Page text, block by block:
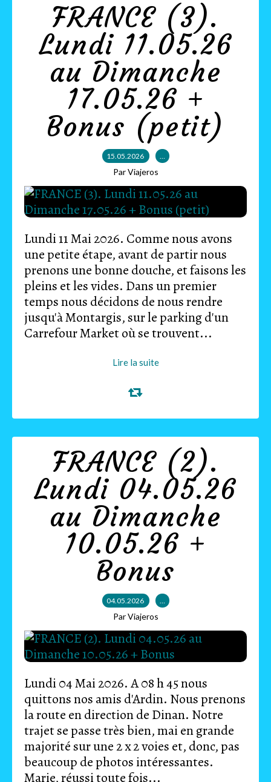
FRANCE (3).
Lundi 11.05.26
au Dimanche
17.05.26 +
Bonus (petit)
15.05.2026 …
Par Viajeros
Lundi 11 Mai 2026. Comme nous avons
une petite étape, avant de partir nous
prenons une bonne douche, et faisons les
pleins et les vides. Dans un premier
temps nous décidons de nous rendre
jusqu'à Montargis, sur le parking d'un
Carrefour Market où se trouvent...
Lire la suite
FRANCE (2).
Lundi 04.05.26
au Dimanche
10.05.26 +
Bonus
04.05.2026 …
Par Viajeros
Lundi 04 Mai 2026. A 08 h 45 nous
quittons nos amis d'Ardin. Nous prenons
la route en direction de Dinan. Notre
trajet se passe très bien, mai en grande
majorité sur une 2 x 2 voies et, donc, pas
beaucoup de photos intéressantes.
Marie, réussi toute fois...